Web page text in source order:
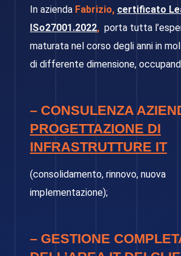
In azienda Fabrizio, certificato
ISo27001.2022, porta tutta
maturata nel corso degli anni in
di differente dimensione,
– CONSULENZA
PROGETTAZIONE DI
INFRASTRUTTURE IT
(consolidamento, rinnovo, nuova
implementazione);
– GESTIONE